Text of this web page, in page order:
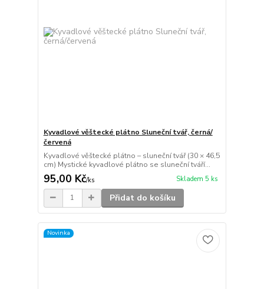
Kyvadlové věštecké plátno Sluneční tvář, černá/
červená
Kyvadlové věštecké plátno – sluneční tvář (30 × 46,5
cm) Mystické kyvadlové plátno se sluneční tváří...
95,00 Kč/ks Skladem 5 ks
Přidat do košíku
Novinka